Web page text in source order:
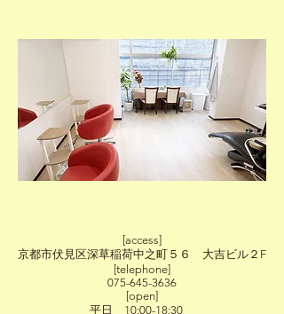
[access]
京都市伏見区深草稲荷中之町５６ 大吉ビル２F
[telephone]
075-645-3636
[open]
平日 10:00-18:30